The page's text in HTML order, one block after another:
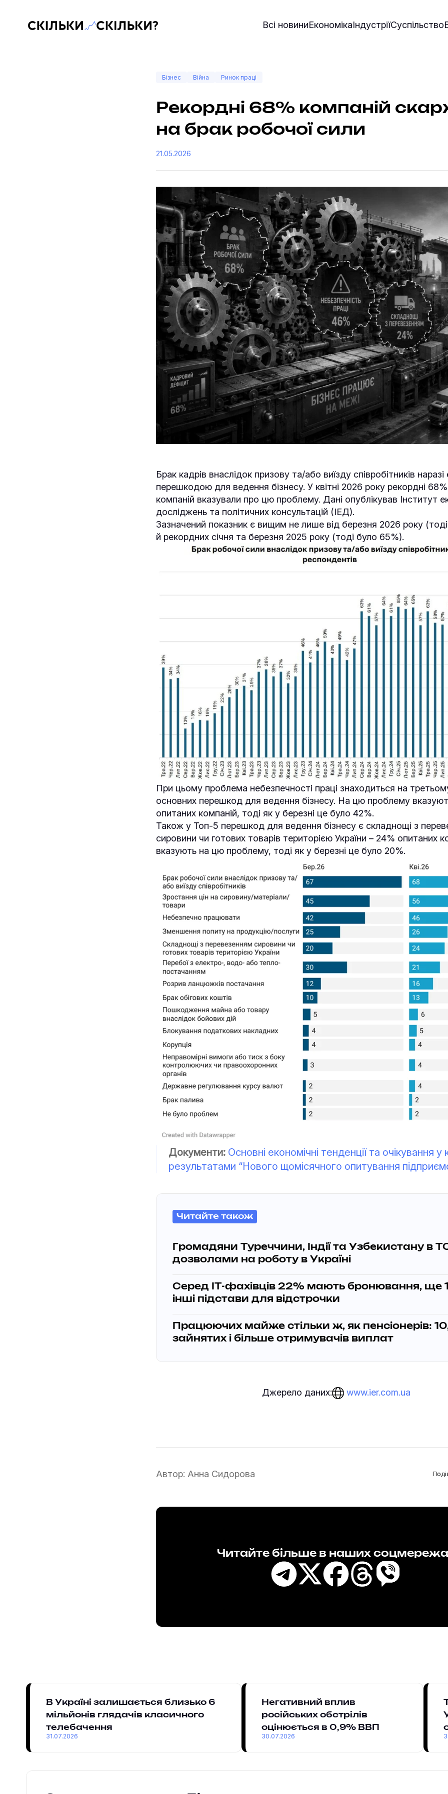
Скільки-скільки? — Медіа про суспільні дані Всі новиниЕкономікаІндустріїСуспільство
Бізнес Війна Ринок праці
Рекордні 68% компаній
на брак робочої сили
21.05.2026
Брак кадрів внаслідок призову та/або виїзду співробітників
перешкодою для ведення бізнесу. У квітні 2026 року рекордні
компаній вказували про цю проблему. Дані опублікував Інститут
досліджень та політичних консультацій (ІЕД).
Зазначений показник є вищим не лише від березня 2026 року
й рекордних січня та березня 2025 року (тоді було 65%).
При цьому проблема небезпечності праці знаходиться на
основних перешкод для ведення бізнесу. На цю проблему
опитаних компаній, тоді як у березні це було 42%.
Також у Топ-5 перешкод для ведення бізнесу є складнощі з
сировини чи готових товарів територією України – 24% опитаних
вказують на цю проблему, тоді як у березні це було 20%.
Документи: Основні економічні тенденції та очікування у
результатами “Нового щомісячного опитування
Читайте також
Громадяни Туреччини, Індії та Узбекистану в
дозволами на роботу в Україні
Серед ІТ-фахівців 22% мають бронювання, ще
інші підстави для відстрочки
Працюючих майже стільки ж, як пенсіонерів:
зайнятих і більше отримувачів виплат
Джерело даних: www.ier.com.ua
Автор: Анна Сидорова
Читайте більше в наших
В Україні залишається близько 6
мільйонів глядачів класичного
телебачення
31.07.2026
Негативний вплив
російських обстрілів
оцінюється в 0,9% ВВП
30.07.2026